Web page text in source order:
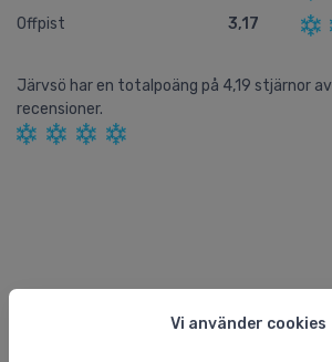
Vi använder cookies
Offpist
3,17
Järvsö har en totalpoäng på 4,19 stjärnor av
recensioner.
Snörapporter och väder